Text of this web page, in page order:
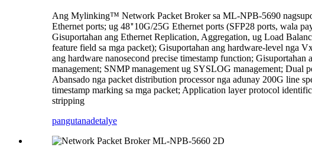
Ang Mylinking™ Network Packet Broker sa ML-NPB-5690
Ethernet ports; ug 48*10G/25G Ethernet ports (SFP28 ports, wala
Gisuportahan ang Ethernet Replication, Aggregation, ug Load
feature field sa mga packet); Gisuportahan ang hardware-level nga
ang hardware nanosecond precise timestamp function;
management; SNMP management ug SYSLOG management;
Abansado nga packet distribution processor nga adunay 200G line
timestamp marking sa mga packet; Application layer protocol
stripping
pangutanadetalye